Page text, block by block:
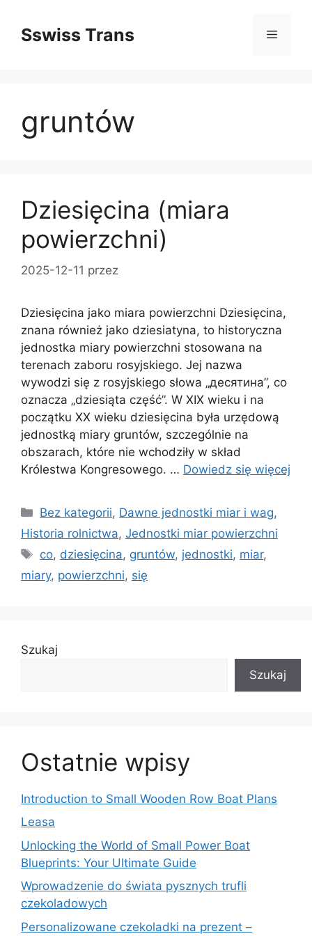
treściSswiss Trans Menu
gruntów
Dziesięcina (miara
powierzchni)
2025-12-11 przez
Dziesięcina jako miara powierzchni Dziesięcina,
znana również jako dziesiatyna, to historyczna
jednostka miary powierzchni stosowana na
terenach zaboru rosyjskiego. Jej nazwa
wywodzi się z rosyjskiego słowa „десятина”, co
oznacza „dziesiąta część”. W XIX wieku i na
początku XX wieku dziesięcina była urzędową
jednostką miary gruntów, szczególnie na
obszarach, które nie wchodziły w skład
Królestwa Kongresowego. … Dowiedz się więcej
Kategorie
Bez kategorii, Dawne jednostki miar i wag,
Historia rolnictwa, Jednostki miar powierzchni
Tagi
co, dziesięcina, gruntów, jednostki, miar,
miary, powierzchni, się
Szukaj
Szukaj
Ostatnie wpisy
Introduction to Small Wooden Row Boat Plans
Leasa
Unlocking the World of Small Power Boat
Blueprints: Your Ultimate Guide
Wprowadzenie do świata pysznych trufli
czekoladowych
Personalizowane czekoladki na prezent –